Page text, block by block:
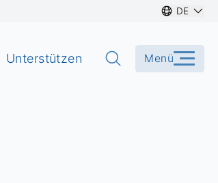
DE
Unterstützen Menü